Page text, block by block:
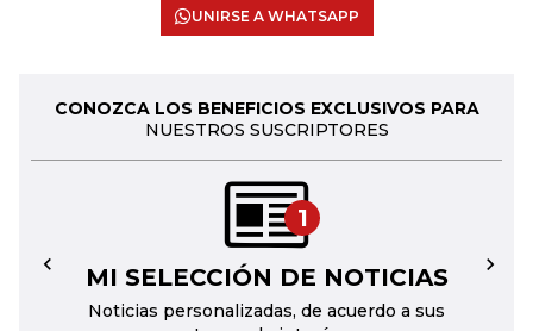
UNIRSE A WHATSAPP
CONOZCA LOS BENEFICIOS EXCLUSIVOS PARA
NUESTROS SUSCRIPTORES
1
MI SELECCIÓN DE NOTICIAS
Noticias personalizadas, de acuerdo a sus
← →